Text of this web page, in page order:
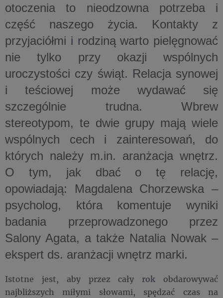
otoczenia to nieodzowna potrzeba i
część naszego życia. Kontakty z
przyjaciółmi i rodziną warto pielęgnować
nie tylko przy okazji wspólnych
uroczystości czy świąt. Relacja synowej
i teściowej może wydawać się
szczególnie trudna. Wbrew
stereotypom, te dwie grupy mają wiele
wspólnych cech i zainteresowań, do
których należy m.in. aranżacja wnętrz.
O tym, jak dbać o tę relację,
opowiadają: Magdalena Chorzewska –
psycholog, która komentuje wyniki
badania przeprowadzonego przez
Salony Agata, a także Natalia Nowak –
ekspert ds. aranżacji wnętrz marki.
Istotne jest, aby przez cały rok obdarowywać
najbliższych miłymi słowami, spędzać czas na